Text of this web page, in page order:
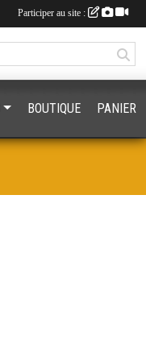
BOUTIQUE PANIER
Participer au site :